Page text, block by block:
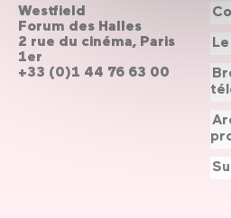
Westfield
Forum des Halles
2 rue du cinéma, Paris
1er
+33 (0)1 44 76 63 00